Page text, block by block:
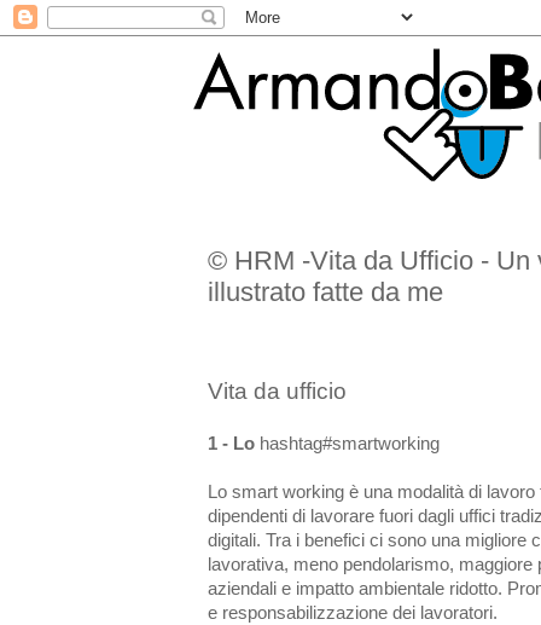
© HRM -Vita da Ufficio - Un
illustrato fatte da me
Vita da ufficio
1 - Lo hashtag#smartworking
Lo smart working è una modalità di
dipendenti di lavorare fuori dagli uffici
digitali. Tra i benefici ci sono una migliore
lavorativa, meno pendolarismo,
aziendali e impatto ambientale ridotto.
e responsabilizzazione dei lavoratori.